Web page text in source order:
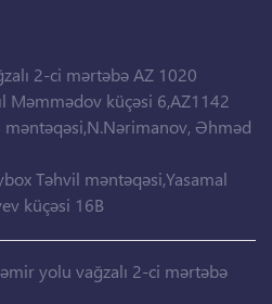
2-ci mərtəbə AZ 1020
Məmmədov küçəsi 6,AZ1142
Əhməd
Təhvil məntəqəsi,Yasamal
küçəsi 16B
yolu vağzalı 2-ci mərtəbə